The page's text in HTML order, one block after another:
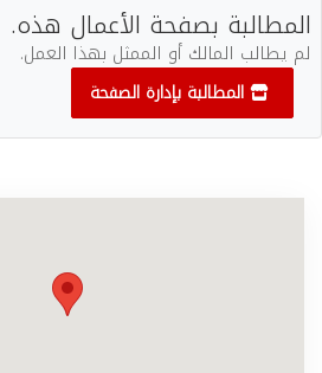
المطالبة بصفحة الأعمال هذه.
لم يطالب المالك أو الممثل بهذا العمل.
المطالبة بإدارة الصفحة